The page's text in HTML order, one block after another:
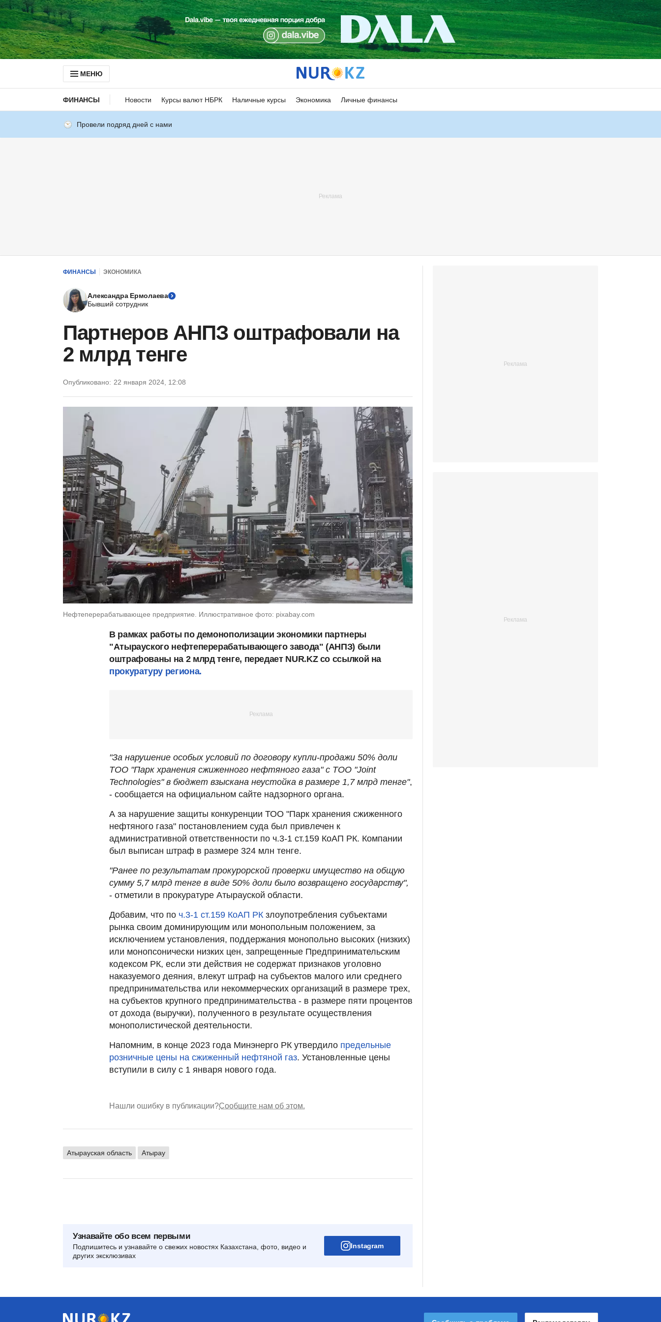
МЕНЮ
ФИНАНСЫ Новости Курсы валют НБРК Наличные курсы Экономика Личные финансы
Провели подряд дней с нами
ФИНАНСЫ ЭКОНОМИКА
Александра Ермолаева
Бывший сотрудник
Партнеров АНПЗ оштрафовали на
2 млрд тенге
Опубликовано: 22 января 2024, 12:08
Нефтеперерабатывающее предприятие. Иллюстративное фото: pixabay.com
В рамках работы по демонополизации экономики партнеры
"Атырауского нефтеперерабатывающего завода" (АНПЗ) были
оштрафованы на 2 млрд тенге, передает NUR.KZ со ссылкой на
прокуратуру региона.
"За нарушение особых условий по договору купли-продажи 50% доли
ТОО "Парк хранения сжиженного нефтяного газа" с ТОО "Joint
Technologies" в бюджет взыскана неустойка в размере 1,7 млрд тенге",
- сообщается на официальном сайте надзорного органа.
А за нарушение защиты конкуренции ТОО "Парк хранения сжиженного
нефтяного газа" постановлением суда был привлечен к
административной ответственности по ч.3-1 ст.159 КоАП РК. Компании
был выписан штраф в размере 324 млн тенге.
"Ранее по результатам прокурорской проверки имущество на общую
сумму 5,7 млрд тенге в виде 50% доли было возвращено государству",
- отметили в прокуратуре Атырауской области.
Добавим, что по ч.3-1 ст.159 КоАП РК злоупотребления субъектами
рынка своим доминирующим или монопольным положением, за
исключением установления, поддержания монопольно высоких (низких)
или монопсонически низких цен, запрещенные Предпринимательским
кодексом РК, если эти действия не содержат признаков уголовно
наказуемого деяния, влекут штраф на субъектов малого или среднего
предпринимательства или некоммерческих организаций в размере трех,
на субъектов крупного предпринимательства - в размере пяти процентов
от дохода (выручки), полученного в результате осуществления
монополистической деятельности.
Напомним, в конце 2023 года Минэнерго РК утвердило предельные
розничные цены на сжиженный нефтяной газ. Установленные цены
вступили в силу с 1 января нового года.
Нашли ошибку в публикации?Сообщите нам об этом.
Атырауская область Атырау
Узнавайте обо всем первыми
Подпишитесь и узнавайте о свежих новостях Казахстана, фото, видео и
других эксклюзивах
Instagram